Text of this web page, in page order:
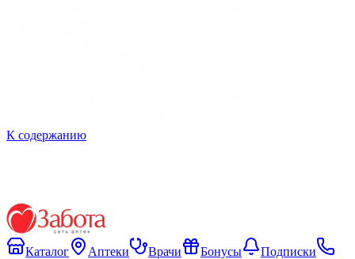
К содержанию
Каталог Аптеки Врачи Бонусы
Подписки